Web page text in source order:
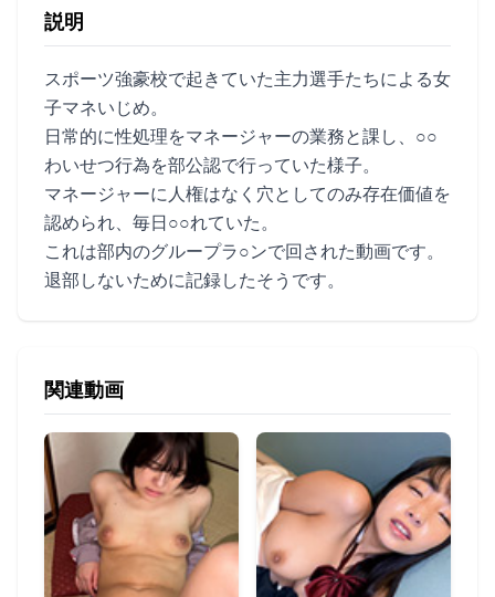
説明
スポーツ強豪校で起きていた主力選手たちによる女
子マネいじめ。
日常的に性処理をマネージャーの業務と課し、○○
わいせつ行為を部公認で行っていた様子。
マネージャーに人権はなく穴としてのみ存在価値を
認められ、毎日○○れていた。
これは部内のグループラ○ンで回された動画です。
退部しないために記録したそうです。
関連動画